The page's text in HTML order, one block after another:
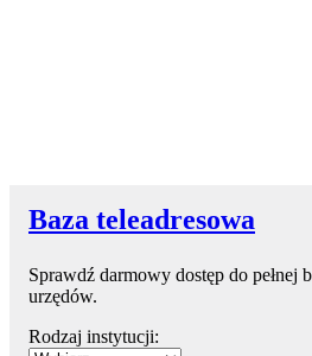
Baza teleadresowa
Sprawdź darmowy dostęp do pełnej
urzędów.
Rodzaj instytucji: